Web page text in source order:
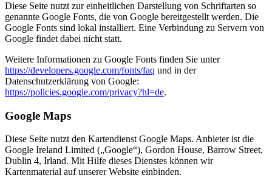
Diese Seite nutzt zur einheitlichen Darstellung von Schriftarten so
genannte Google Fonts, die von Google bereitgestellt werden. Die
Google Fonts sind lokal installiert. Eine Verbindung zu Servern von
Google findet dabei nicht statt.
Weitere Informationen zu Google Fonts finden Sie unter
https://developers.google.com/fonts/faq und in der
Datenschutzerklärung von Google:
https://policies.google.com/privacy?hl=de.
Google Maps
Diese Seite nutzt den Kartendienst Google Maps. Anbieter ist die
Google Ireland Limited („Google“), Gordon House, Barrow Street,
Dublin 4, Irland. Mit Hilfe dieses Dienstes können wir
Kartenmaterial auf unserer Website einbinden.